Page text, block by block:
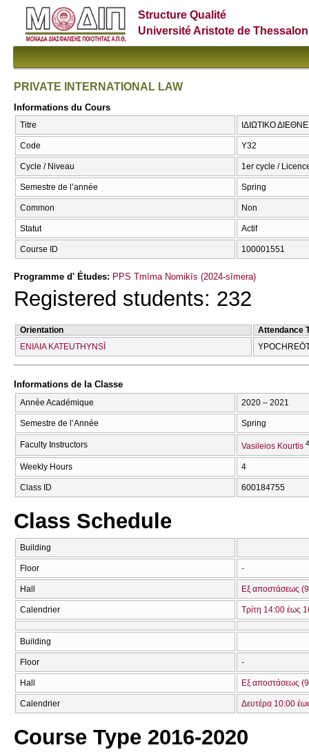
Structure Qualité
Université Aristote de
PRIVATE INTERNATIONAL LAW
Informations du Cours
Titre ΙΔΙΩΤΙΚΟ
Code Υ32
Cycle / Niveau 1er cycle /
Semestre de l’année Spring
Common Non
Statut Actif
Course ID 100001551
Programme d' Études: PPS Tmīma Nomikīs (2024-sīmera)
Registered students: 232
Orientation
Attendance
ENIAIA KATEUTHYNSĪ
Informations de la Classe
Année Académique 2020 – 2021
Semestre de l’Année Spring
Faculty Instructors Vasileios Kourtis
Weekly Hours 4
Class ID 600184755
Class Schedule
Building
Floor -
Hall Εξ αποστάσεως
Calendrier Τρίτη 14:00 έως
Building
Floor -
Hall Εξ αποστάσεως
Calendrier Δευτέρα 10:00
Course Type 2016-2020